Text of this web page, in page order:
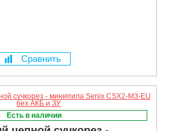
Сравнить
Есть в наличии